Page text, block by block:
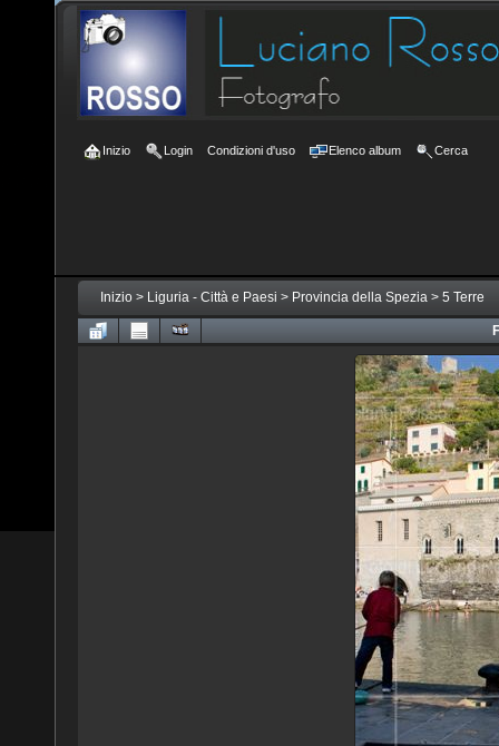
Inizio Login Condizioni d'uso Elenco album Cerca
Inizio > Liguria - Città e Paesi > Provincia della Spezia > 5 Terre